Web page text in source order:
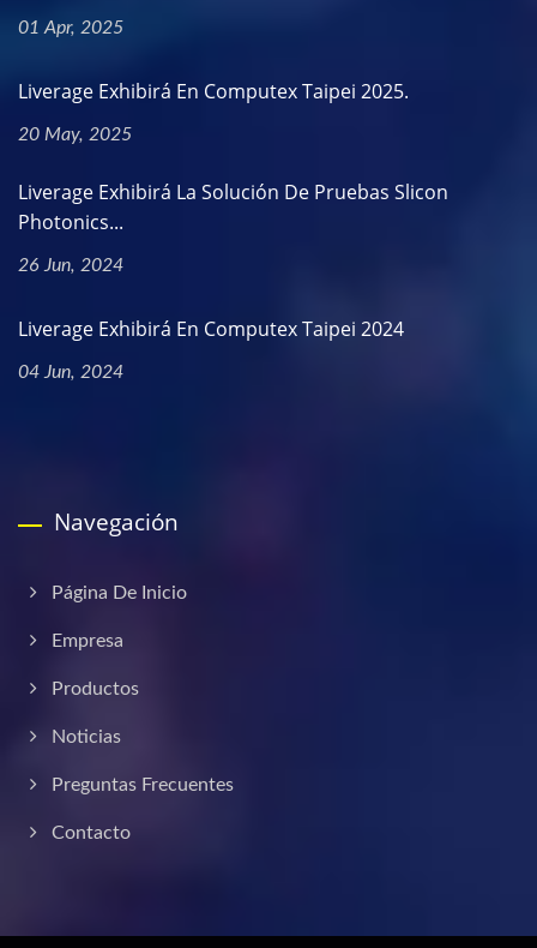
01 Apr, 2025
Liverage Exhibirá En Computex Taipei 2025.
20 May, 2025
Liverage Exhibirá La Solución De Pruebas Slicon
Photonics...
26 Jun, 2024
Liverage Exhibirá En Computex Taipei 2024
04 Jun, 2024
Navegación
Página De Inicio
Empresa
Productos
Noticias
Preguntas Frecuentes
Contacto